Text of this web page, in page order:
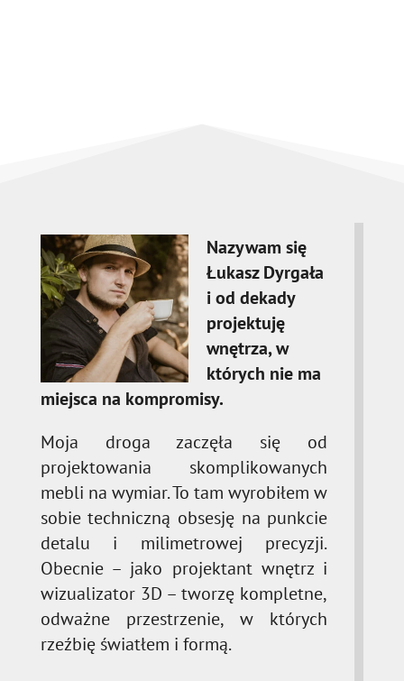
Nazywam się
Łukasz Dyrgała
i od dekady
projektuję
wnętrza, w
których nie ma
miejsca na kompromisy.
Moja droga zaczęła się od
projektowania skomplikowanych
mebli na wymiar. To tam wyrobiłem w
sobie techniczną obsesję na punkcie
detalu i milimetrowej precyzji.
Obecnie – jako projektant wnętrz i
wizualizator 3D – tworzę kompletne,
odważne przestrzenie, w których
rzeźbię światłem i formą.